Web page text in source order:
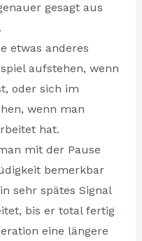
gesagt aus
etwas anderes
aufstehen, wenn
oder sich im
wenn man
hat.
mit der Pause
bemerkbar
sehr spätes Signal
bis er total fertig
eine längere